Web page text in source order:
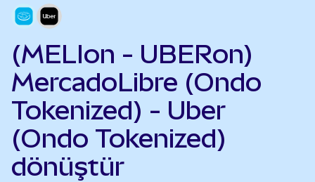
(MELIon - UBERon)
MercadoLibre (Ondo
Tokenized) - Uber
(Ondo Tokenized)
dönüştür